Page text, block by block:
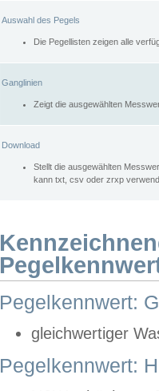
Auswahl des Pegels
Die Pegellisten zeigen alle
Ganglinien
Zeigt die ausgewählten
Download
Stellt die ausgewählten
kann txt, csv oder zrxp
Pegelkennwert:
gleichwertiger
Pegelkennwert: